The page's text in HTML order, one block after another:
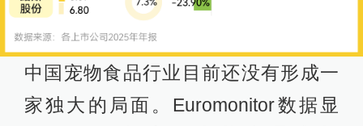
中国宠物食品行业目前还没有形成一
家独大的局面。Euromonitor数据显